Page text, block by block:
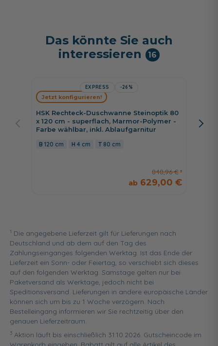
Das könnte Sie auch
interessieren
16
EXPRESS -26%
HSK Rechteck-Duschwanne Steinoptik 80
x 120 cm - superflach, Marmor-Polymer -
Farbe wählbar, inkl. Ablaufgarnitur
120 cm 4 cm 80 cm
848,96 €
629,00 €
Jetzt konfigurieren!
cm,
1 Die angegebene Lieferzeit gilt für Lieferungen nach
Deutschland und ab dem auf den Tag des
Zahlungseinganges folgenden Werktag. Ist das Ende der
Lieferzeit ein Sonn- oder Feiertag, so verschiebt sich dieses
auf den folgenden Werktag. Samstage gelten nur bei
Paketversand als Werktage, jedoch nicht bei
Speditionsversand. Lieferungen in andere europäische Länder
können sich um bis zu 1 Woche verzögern. Nach
Bestelleingang informieren wir Sie rechtzeitig über den
genauen Lieferzeitraum.
3 Aktion läuft bis einschließlich 31.10.2026. Gutscheincode im